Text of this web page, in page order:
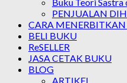
PENJUALAN
CARA
BELI BUKU
ReSELLER
JASA CETAK BUKU
BLOG
ARTIKEL